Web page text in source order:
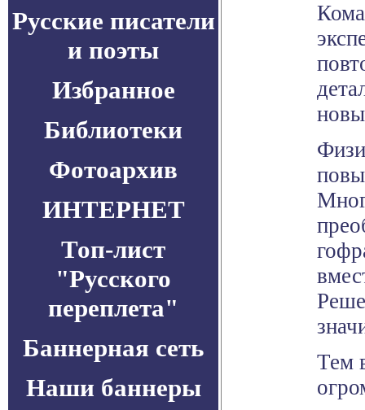
Русские писатели
и поэты
Избранное
Библиотеки
Фотоархив
ИНТЕРНЕТ
Топ-лист
"Русского
переплета"
Баннерная сеть
Наши баннеры
Тем